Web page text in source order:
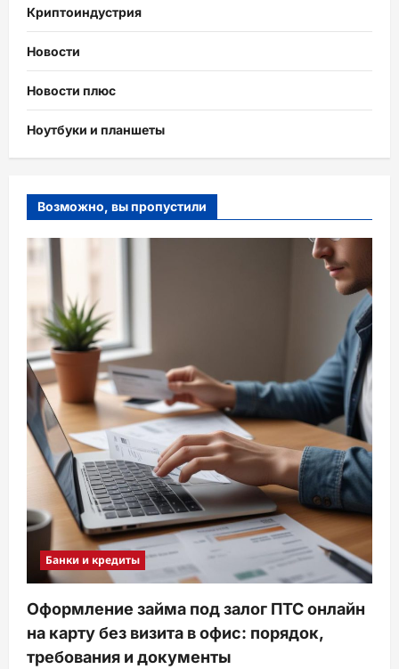
Криптоиндустрия
Новости
Новости плюс
Ноутбуки и планшеты
Возможно, вы пропустили
Банки и кредиты
Оформление займа под залог ПТС онлайн
на карту без визита в офис: порядок,
требования и документы